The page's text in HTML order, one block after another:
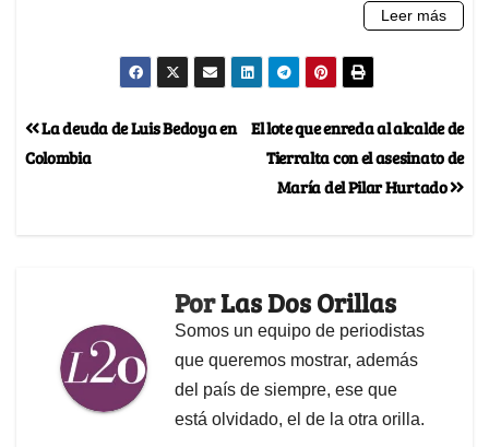
El lote que enreda al alcalde de
Tierralta con el asesinato de
María del Pilar Hurtado
La deuda de Luis Bedoya en
Colombia
PorLas Dos Orillas
Somos un equipo de periodistas
que queremos mostrar, además
del país de siempre, ese que
está olvidado, el de la otra orilla.